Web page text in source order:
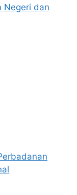
atau pautan
kali
akaun
resume
dan gaji
berkaitan)
dan
masih
Negeri dan